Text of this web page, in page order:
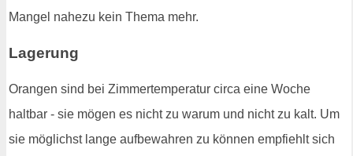
Mangel nahezu kein Thema mehr.
Lagerung
Orangen sind bei Zimmertemperatur circa eine Woche
haltbar - sie mögen es nicht zu warum und nicht zu kalt. Um
sie möglichst lange aufbewahren zu können empfiehlt sich